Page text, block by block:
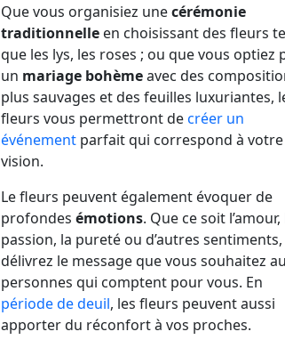
Que vous organisiez unecérémonie
traditionnelle en choisissant des fleurs
que les lys, les roses ; ou que vous optiez
un mariage bohèmeavec des
plus sauvages et des feuilles luxuriantes,
fleurs vous permettront decréer un
événement parfait qui correspond à votre
vision.
Le fleurs peuvent également évoquer de
profondes émotions. Que ce soit l’amour,
passion, la pureté ou d’autres sentiments,
délivrez le message que vous souhaitez
personnes qui comptent pour vous. En
période de deuil, les fleurs peuvent aussi
apporter du réconfort à vos proches.